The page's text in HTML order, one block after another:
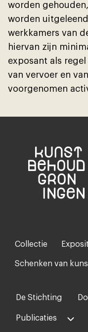
worden
worden
werkkamers van
hiervan zĳn
exposant als
van vervoer en
voorgenomen
Footer-
menu
Collectie
Schenken van
Voet
midden
De Stichting
Publicaties